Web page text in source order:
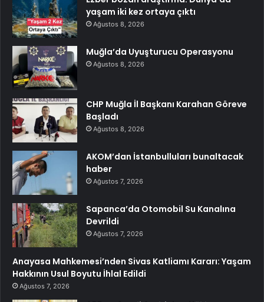
yaşam iki kez ortaya çıktı
Ağustos 8, 2026
Muğla’da Uyuşturucu Operasyonu
Ağustos 8, 2026
CHP Muğla İl Başkanı Karahan Göreve
Başladı
Ağustos 8, 2026
AKOM’dan İstanbulluları bunaltacak
haber
Ağustos 7, 2026
Sapanca’da Otomobil Su Kanalına
Devrildi
Ağustos 7, 2026
Anayasa Mahkemesi’nden Sivas Katliamı Kararı: Yaşam
Hakkının Usul Boyutu İhlal Edildi
Ağustos 7, 2026